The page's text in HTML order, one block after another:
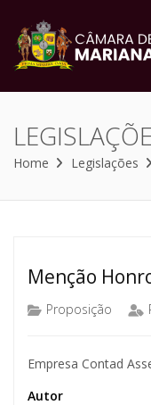
Home Legislações
Menção
Proposição
Empresa Contad
Autor